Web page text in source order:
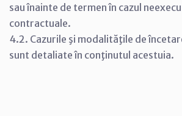
sau înainte de termen în cazul
contractuale.
4.2. Cazurile şi modalităţile de
sunt detaliate în conţinutul acestuia.